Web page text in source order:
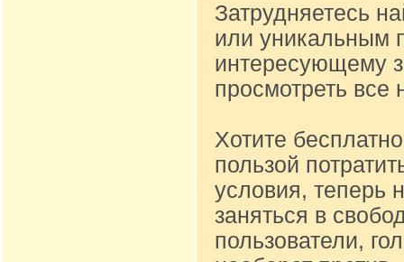
Затрудняетесь
или уникальным
интересующему
просмотреть все
Хотите
пользой
условия, теперь
заняться в
пользователи,